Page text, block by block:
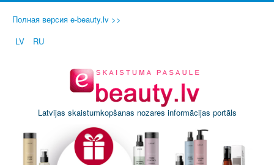
Полная версия e-beauty.lv >>
LV
RU
Latvijas skaistumkopšanas nozares informācijas portāls